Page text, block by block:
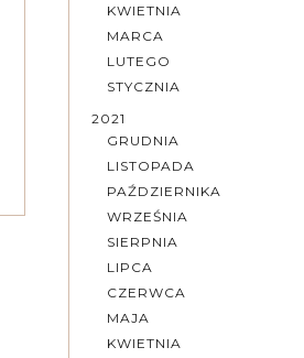
KWIETNIA
MARCA
LUTEGO
STYCZNIA
2021
GRUDNIA
LISTOPADA
PAŹDZIERNIKA
WRZEŚNIA
SIERPNIA
LIPCA
CZERWCA
MAJA
KWIETNIA